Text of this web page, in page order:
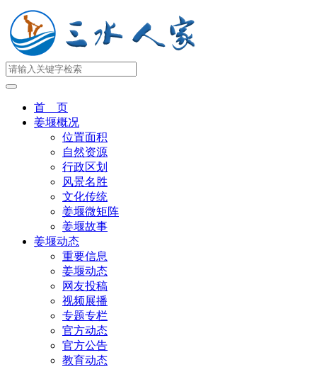
首 页
姜堰概况
位置面积
自然资源
行政区划
风景名胜
文化传统
姜堰微矩阵
姜堰故事
姜堰动态
重要信息
姜堰动态
网友投稿
视频展播
专题专栏
官方动态
官方公告
教育动态